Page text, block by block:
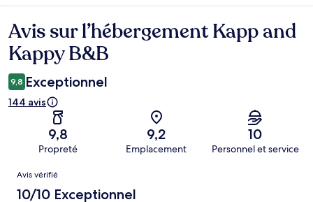
Avis
Avis sur l’hébergement Kapp and
Kappy B&B
9,8 Exceptionnel
144 avis
9,8
Propreté
9,2
Emplacement
10
Personnel et service
Avis
Avis vérifié
10/10 Exceptionnel